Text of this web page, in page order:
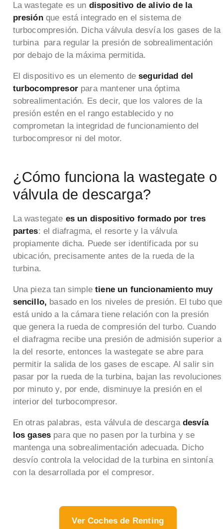
La wastegate es un dispositivo de alivio de la
presiónque está integrado en el sistema de
turbocompresión. Dicha válvula desvía los gases de la
turbina para regular la presión de sobrealimentación
por debajo de la máxima permitida.
El dispositivo es un elemento deseguridad del
turbocompresorpara mantener una óptima
sobrealimentación. Es decir, que los valores de la
presión estén en el rango establecido y no
comprometan la integridad de funcionamiento del
turbocompresor ni del motor.
¿Cómo funciona la wastegate o
válvula de descarga?
La wastegate es un dispositivo formado por tres
partes: el diafragma, el resorte y la válvula
propiamente dicha. Puede ser identificada por su
ubicación, precisamente antes de la rueda de la
turbina.
Una pieza tan simpletiene un funcionamiento muy
sencillo, basado en los niveles de presión. El tubo que
está unido a la cámara tiene relación con la presión
que genera la rueda de compresión del turbo. Cuando
el diafragma recibe una presión de admisión superior a
la del resorte, entonces la wastegate se abre para
permitir la salida de los gases de escape. Al salir sin
pasar por la rueda de la turbina, bajan las revoluciones
por minuto y, por ende, disminuye la presión en el
interior del turbocompresor.
En otras palabras, esta válvula de descargadesvía
los gases para que no pasen por la turbina y se
mantenga una sobrealimentación adecuada. Dicho
desvío controla la velocidad de la turbina en sintonía
con la desarrollada por el compresor.
Ver Coches de Renting